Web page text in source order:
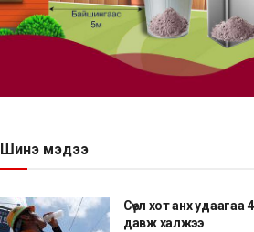
Шинэ мэдээ
Сөүл хот анх удаагаа
давж халжээ